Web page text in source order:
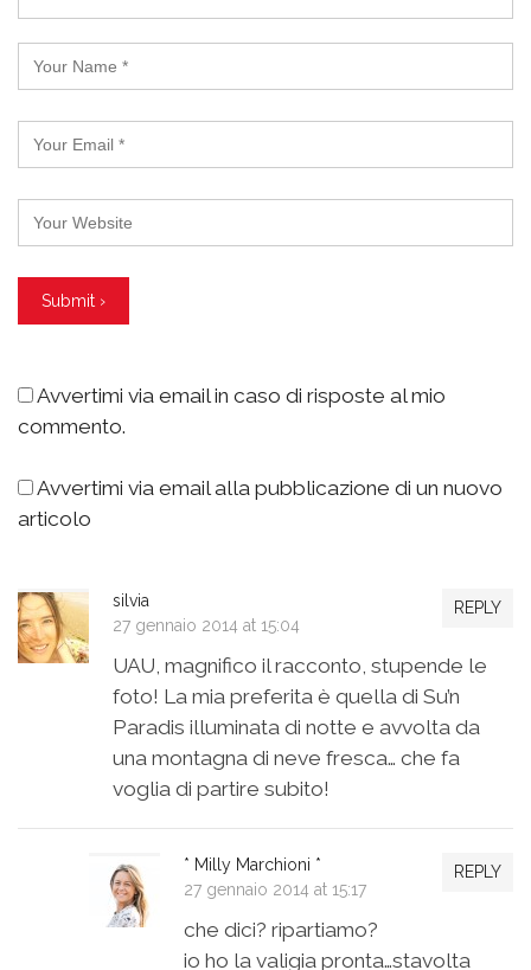
Avvertimi via email in caso di risposte al mio
commento.
Avvertimi via email alla pubblicazione di un nuovo
articolo
REPLY
silvia
27 gennaio 2014 at 15:04
UAU, magnifico il racconto, stupende le
foto! La mia preferita è quella di Su’n
Paradis illuminata di notte e avvolta da
una montagna di neve fresca… che fa
voglia di partire subito!
REPLY
* Milly Marchioni *
27 gennaio 2014 at 15:17
che dici? ripartiamo?
io ho la valigia pronta…stavolta